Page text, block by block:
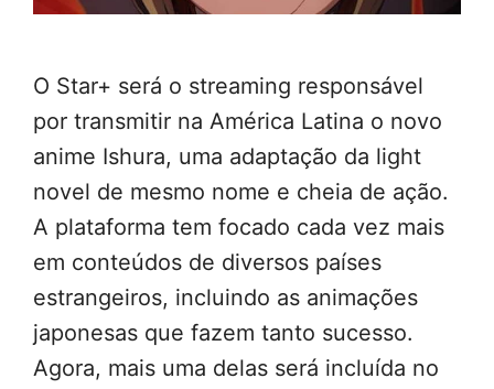
O Star+ será o streaming responsável
por transmitir na América Latina o novo
anime Ishura, uma adaptação da light
novel de mesmo nome e cheia de ação.
A plataforma tem focado cada vez mais
em conteúdos de diversos países
estrangeiros, incluindo as animações
japonesas que fazem tanto sucesso.
Agora, mais uma delas será incluída no